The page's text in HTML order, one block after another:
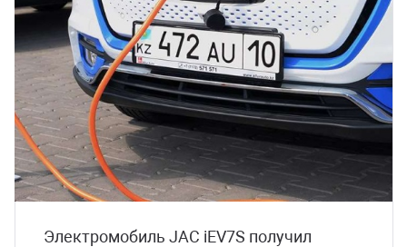
Электромобиль JAC iEV7S получил